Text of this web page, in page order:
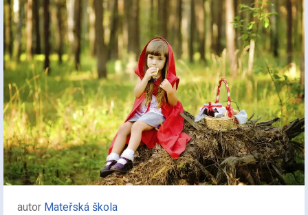
autor Mateřská škola